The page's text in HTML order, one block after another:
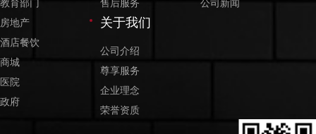
房地产
酒店餐饮
商城
医院
政府
关于我们
公司介绍
尊享服务
企业理念
荣誉资质